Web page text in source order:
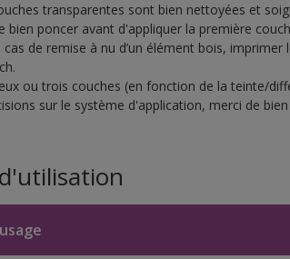
transparentes sont bien nettoyées et
bien poncer avant d'appliquer la première
cas de remise à nu d’un élément bois, imprimer
ou trois couches (en fonction de la teinte/
sur le système d'application, merci de